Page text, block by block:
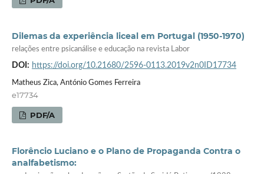
Dilemas da experiência liceal em Portugal (1950-1970)
relações entre psicanálise e educação na revista Labor
DOI: https://doi.org/10.21680/2596-0113.2019v2n0ID17734
Matheus Zica, António Gomes Ferreira
e17734
PDF/A
Florêncio Luciano e o Plano de Propaganda Contra o
analfabetismo: